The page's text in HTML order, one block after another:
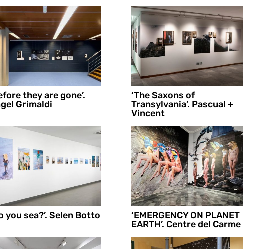
they are gone’.
Grimaldi
‘The Saxons of
Transylvania’. Pascual +
Vincent
you sea?’. Selen Botto
‘EMERGENCY ON PLANET
EARTH’. Centre del Carme